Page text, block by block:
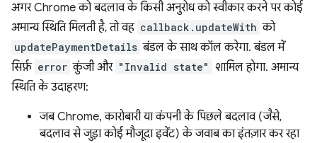
अगर Chrome को बदलाव के किसी अनुरोध को स्वीकार करने पर कोई
अमान्य स्थिति मिलती है, तो वह callback.updateWith को
updatePaymentDetails बंडल के साथ कॉल करेगा. बंडल में
सिर्फ़ error कुंजी और "Invalid state" शामिल होगा. अमान्य
स्थिति के उदाहरण:
जब Chrome, कारोबारी या कंपनी के पिछले बदलाव (जैसे,
बदलाव से जुड़ा कोई मौजूदा इवेंट) के जवाब का इंतज़ार कर रहा